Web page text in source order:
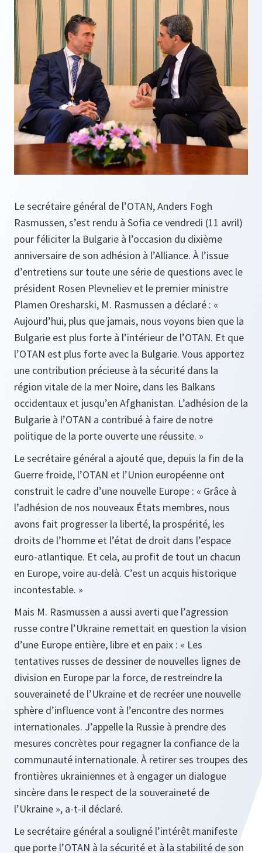
Le secrétaire général de l’OTAN, Anders Fogh
Rasmussen, s’est rendu à Sofia ce vendredi (11 avril)
pour féliciter la Bulgarie à l’occasion du dixième
anniversaire de son adhésion à l’Alliance. À l’issue
d’entretiens sur toute une série de questions avec le
président Rosen Plevneliev et le premier ministre
Plamen Oresharski, M. Rasmussen a déclaré : «
Aujourd’hui, plus que jamais, nous voyons bien que la
Bulgarie est plus forte à l’intérieur de l’OTAN. Et que
l’OTAN est plus forte avec la Bulgarie. Vous apportez
une contribution précieuse à la sécurité dans la
région vitale de la mer Noire, dans les Balkans
occidentaux et jusqu’en Afghanistan. L’adhésion de la
Bulgarie à l’OTAN a contribué à faire de notre
politique de la porte ouverte une réussite. »
Le secrétaire général a ajouté que, depuis la fin de la
Guerre froide, l’OTAN et l’Union européenne ont
construit le cadre d’une nouvelle Europe : « Grâce à
l’adhésion de nos nouveaux États membres, nous
avons fait progresser la liberté, la prospérité, les
droits de l’homme et l’état de droit dans l’espace
euro‑atlantique. Et cela, au profit de tout un chacun
en Europe, voire au‑delà. C’est un acquis historique
incontestable. »
Mais M. Rasmussen a aussi averti que l’agression
russe contre l’Ukraine remettait en question la vision
d’une Europe entière, libre et en paix : « Les
tentatives russes de dessiner de nouvelles lignes de
division en Europe par la force, de restreindre la
souveraineté de l’Ukraine et de recréer une nouvelle
sphère d’influence vont à l’encontre des normes
internationales. J’appelle la Russie à prendre des
mesures concrètes pour regagner la confiance de la
communauté internationale. À retirer ses troupes des
frontières ukrainiennes et à engager un dialogue
sincère dans le respect de la souveraineté de
l’Ukraine », a-t-il déclaré.
Le secrétaire général a souligné l’intérêt manifeste
que porte l’OTAN à la sécurité et à la stabilité de son